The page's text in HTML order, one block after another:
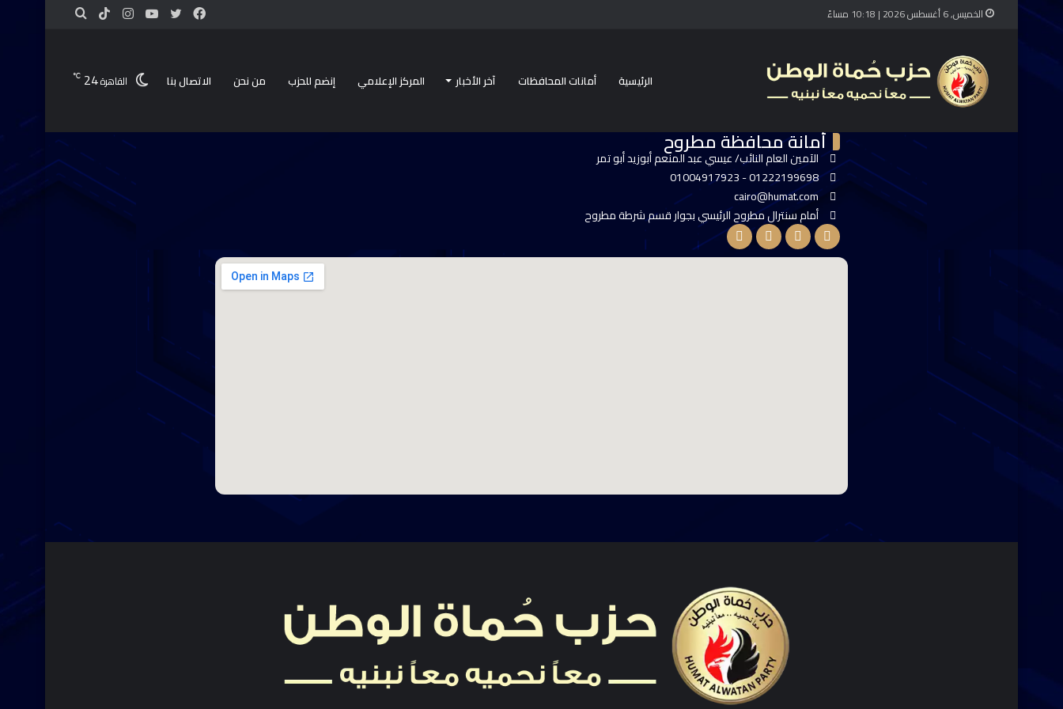
الخميس, 6 أغسطس 2026 | 10:18 مساءً
الرئيسية أمانات المحافظات آخر الأخبار المركز الإعلامي إنضم للحزب من نحن الاتصال بنا القاهرة24
℃
أمانة محافظة مطروح
الآمين العام النائب/ عيسي عبد المنعم أبوزيد أبو تمر
01222199698 - 01004917923
cairo@humat.com
أمام سنترال مطروح الرئيسي بجوار قسم شرطة مطروح